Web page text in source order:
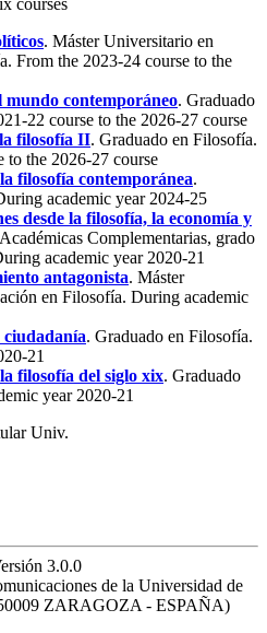
. Máster Universitario en
From the 2023-24 course to the
mundo contemporáneo. Graduado
22 course to the 2026-27 course
filosofía II. Graduado en Filosofía.
to the 2026-27 course
filosofía contemporánea.
academic year 2024-25
desde la filosofía, la economía y
Complementarias, grado
academic year 2020-21
antagonista. Máster
en Filosofía. During academic
ciudadanía. Graduado en Filosofía.
21
filosofía del siglo xix. Graduado
year 2020-21
Univ.
3.0.0
de la Universidad de
ZARAGOZA - ESPAÑA)